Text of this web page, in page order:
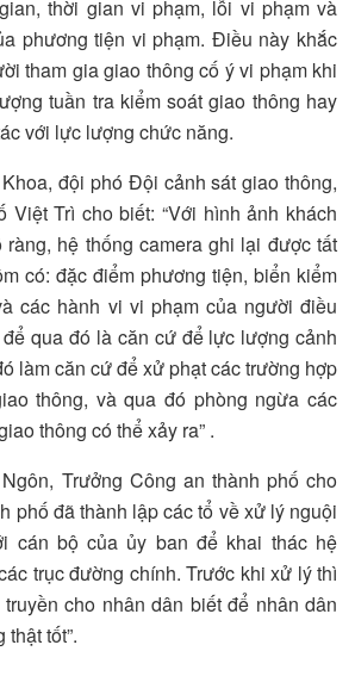
thời gian vi phạm, lỗi vi phạm và
phương tiện vi phạm. Điều này khắc
tham gia giao thông cố ý vi phạm khi
tuần tra kiểm soát giao thông hay
với lực lượng chức năng.
đội phó Đội cảnh sát giao thông,
Việt Trì cho biết: “Với hình ảnh khách
ràng, hệ thống camera ghi lại được tất
có: đặc điểm phương tiện, biển kiểm
các hành vi vi phạm của người điều
qua đó là căn cứ để lực lượng cảnh
làm căn cứ để xử phạt các trường hợp
thông, và qua đó phòng ngừa các
thông có thể xảy ra” .
Trưởng Công an thành phố cho
phố đã thành lập các tổ về xử lý nguội
cán bộ của ủy ban để khai thác hệ
trục đường chính. Trước khi xử lý thì
cho nhân dân biết để nhân dân
tốt”.